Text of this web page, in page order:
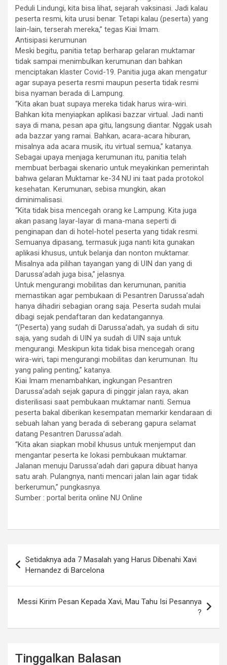
Peduli Lindungi, kita bisa lihat, sejarah vaksinasi. Jadi kalau
peserta resmi, kita urusi benar. Tetapi kalau (peserta) yang
lain-lain, terserah mereka,” tegas Kiai Imam.
Antisipasi kerumunan
Meski begitu, panitia tetap berharap gelaran muktamar
tidak sampai menimbulkan kerumunan dan bahkan
menciptakan klaster Covid-19. Panitia juga akan mengatur
agar supaya peserta resmi maupun peserta tidak resmi
bisa nyaman berada di Lampung.
“Kita akan buat supaya mereka tidak harus wira-wiri.
Bahkan kita menyiapkan aplikasi bazzar virtual. Jadi nanti
saya di mana, pesan apa gitu, langsung diantar. Nggak usah
ada bazzar yang ramai. Bahkan, acara-acara hiburan,
misalnya ada acara musik, itu virtual semua,” katanya.
Sebagai upaya menjaga kerumunan itu, panitia telah
membuat berbagai skenario untuk meyakinkan pemerintah
bahwa gelaran Muktamar ke-34 NU ini taat pada protokol
kesehatan. Kerumunan, sebisa mungkin, akan
diminimalisasi.
“Kita tidak bisa mencegah orang ke Lampung. Kita juga
akan pasang layar-layar di mana-mana seperti di
penginapan dan di hotel-hotel peserta yang tidak resmi.
Semuanya dipasang, termasuk juga nanti kita gunakan
aplikasi khusus, untuk belanja dan nonton muktamar.
Misalnya ada pilihan tayangan yang di UIN dan yang di
Darussa’adah juga bisa,” jelasnya.
Untuk mengurangi mobilitas dan kerumunan, panitia
memastikan agar pembukaan di Pesantren Darussa’adah
hanya dihadiri sebagian orang saja. Peserta sudah mulai
dibagi sejak pendaftaran dan kedatangannya.
“(Peserta) yang sudah di Darussa’adah, ya sudah di situ
saja, yang sudah di UIN ya sudah di UIN saja untuk
mengurangi. Meskipun kita tidak bisa mencegah orang
wira-wiri, tapi mengurangi mobilitas dan kerumunan. Itu
yang paling penting,” katanya.
Kiai Imam menambahkan, ingkungan Pesantren
Darussa’adah sejak gapura di pinggir jalan raya, akan
disterilisasi saat pembukaan muktamar nanti. Semua
peserta bakal diberikan kesempatan memarkir kendaraan di
sebuah lahan yang berada di seberang gapura selamat
datang Pesantren Darussa’adah.
“Kita akan siapkan mobil khusus untuk menjemput dan
mengantar peserta ke lokasi pembukaan muktamar.
Jalanan menuju Darussa’adah dari gapura dibuat hanya
satu arah. Pulangnya, nanti mencari jalan lain agar tidak
berkerumun,” pungkasnya.
Sumber : portal berita online NU Online
pos
Setidaknya ada 7 Masalah yang Harus Dibenahi Xavi
Hernandez di Barcelona
Messi Kirim Pesan Kepada Xavi, Mau Tahu Isi Pesannya
?
Tinggalkan Balasan